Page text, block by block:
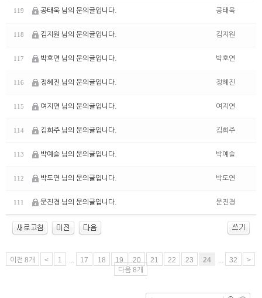
119 공태욱 님의 문의글입니다. 공태욱
118 김지원 님의 문의글입니다. 김지원
117 박호연 님의 문의글입니다. 박호연
116 정혜진 님의 문의글입니다. 정혜진
115 여지연 님의 문의글입니다. 여지연
114 김희주 님의 문의글입니다. 김희주
113 박예슬 님의 문의글입니다. 박예슬
112 박도연 님의 문의글입니다. 박도연
111 문진경 님의 문의글입니다. 문진경
이전 8개 < 1 ... 17 18 19 20 21 22 23 24 ... 32
>
다음 8개